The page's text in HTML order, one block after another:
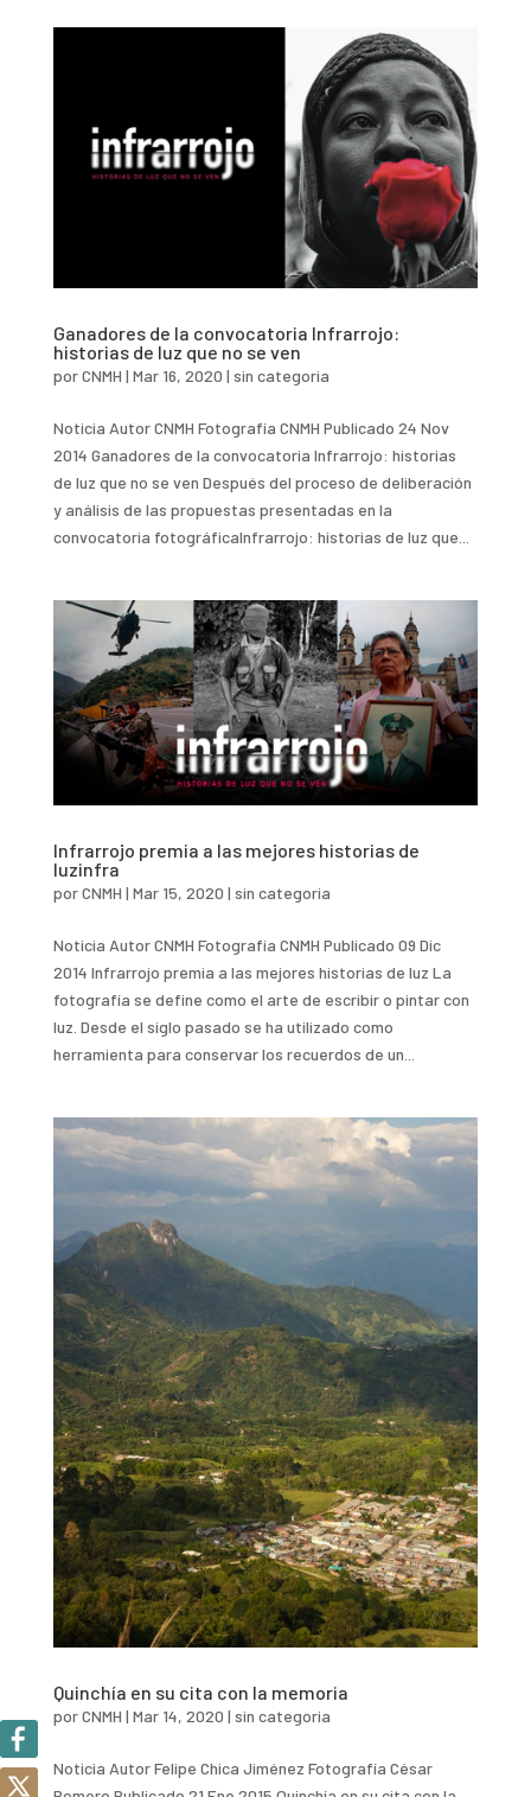
Ganadores de la convocatoria Infrarrojo:
historias de luz que no se ven
porCNMH | Mar 16, 2020 | sin categoria
Noticia Autor CNMH Fotografía CNMH Publicado 24 Nov
2014 Ganadores de la convocatoria Infrarrojo: historias
de luz que no se ven Después del proceso de deliberación
y análisis de las propuestas presentadas en la
convocatoria fotográficaInfrarrojo: historias de luz que...
Infrarrojo premia a las mejores historias de
luzinfra
porCNMH | Mar 15, 2020 | sin categoria
Noticia Autor CNMH Fotografía CNMH Publicado 09 Dic
2014 Infrarrojo premia a las mejores historias de luz La
fotografía se define como el arte de escribir o pintar con
luz. Desde el siglo pasado se ha utilizado como
herramienta para conservar los recuerdos de un...
Quinchía en su cita con la memoria
porCNMH | Mar 14, 2020 | sin categoria
Noticia Autor Felipe Chica Jiménez Fotografía César